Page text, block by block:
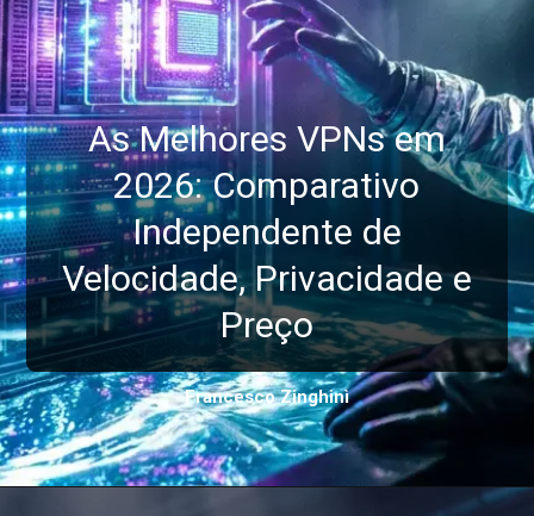
As Melhores VPNs em
2026: Comparativo
Independente de
Velocidade, Privacidade e
Preço
Francesco Zinghinì